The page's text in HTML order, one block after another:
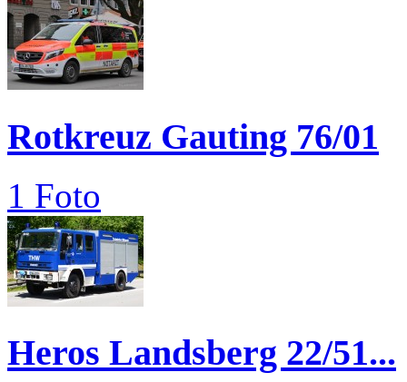
Rotkreuz Gauting 76/01
1 Foto
Heros Landsberg 22/51...